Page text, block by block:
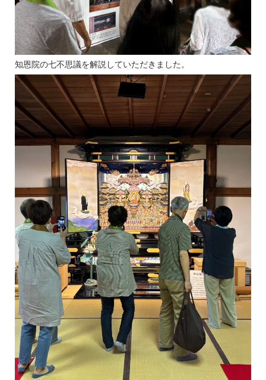
知恩院の七不思議を解説していただきました。